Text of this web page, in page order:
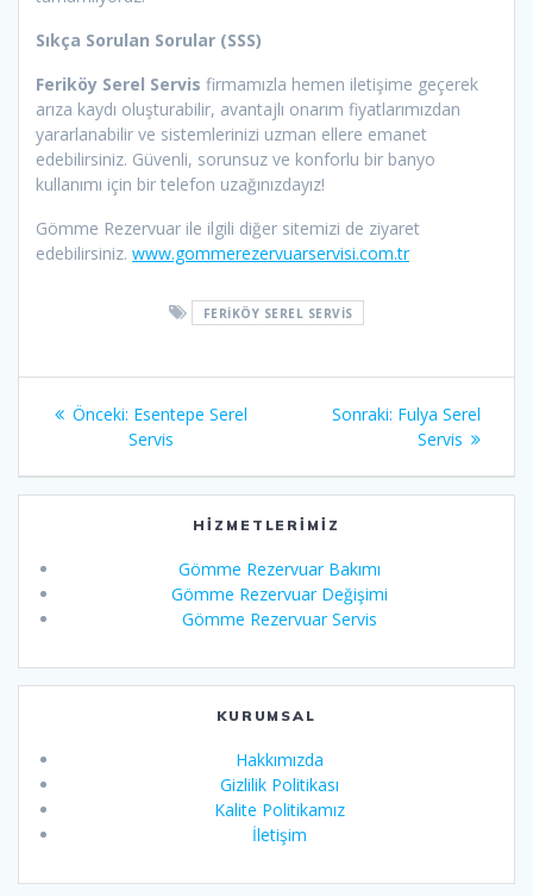
Sıkça Sorulan Sorular (SSS)
Feriköy Serel Servis firmamızla hemen iletişime geçerek
arıza kaydı oluşturabilir, avantajlı onarım fiyatlarımızdan
yararlanabilir ve sistemlerinizi uzman ellere emanet
edebilirsiniz. Güvenli, sorunsuz ve konforlu bir banyo
kullanımı için bir telefon uzağınızdayız!
Gömme Rezervuar ile ilgili diğer sitemizi de ziyaret
edebilirsiniz. www.gommerezervuarservisi.com.tr
FERIKÖY SEREL SERVIS
Yazı
gezinmesi
Önceki: Önceki
yazı:
Esentepe Serel
Servis
Sonraki: Sonraki
yazı:
Fulya Serel
Servis
HIZMETLERIMIZ
Gömme Rezervuar Bakımı
Gömme Rezervuar Değişimi
Gömme Rezervuar Servis
KURUMSAL
Hakkımızda
Gizlilik Politikası
Kalite Politikamız
İletişim